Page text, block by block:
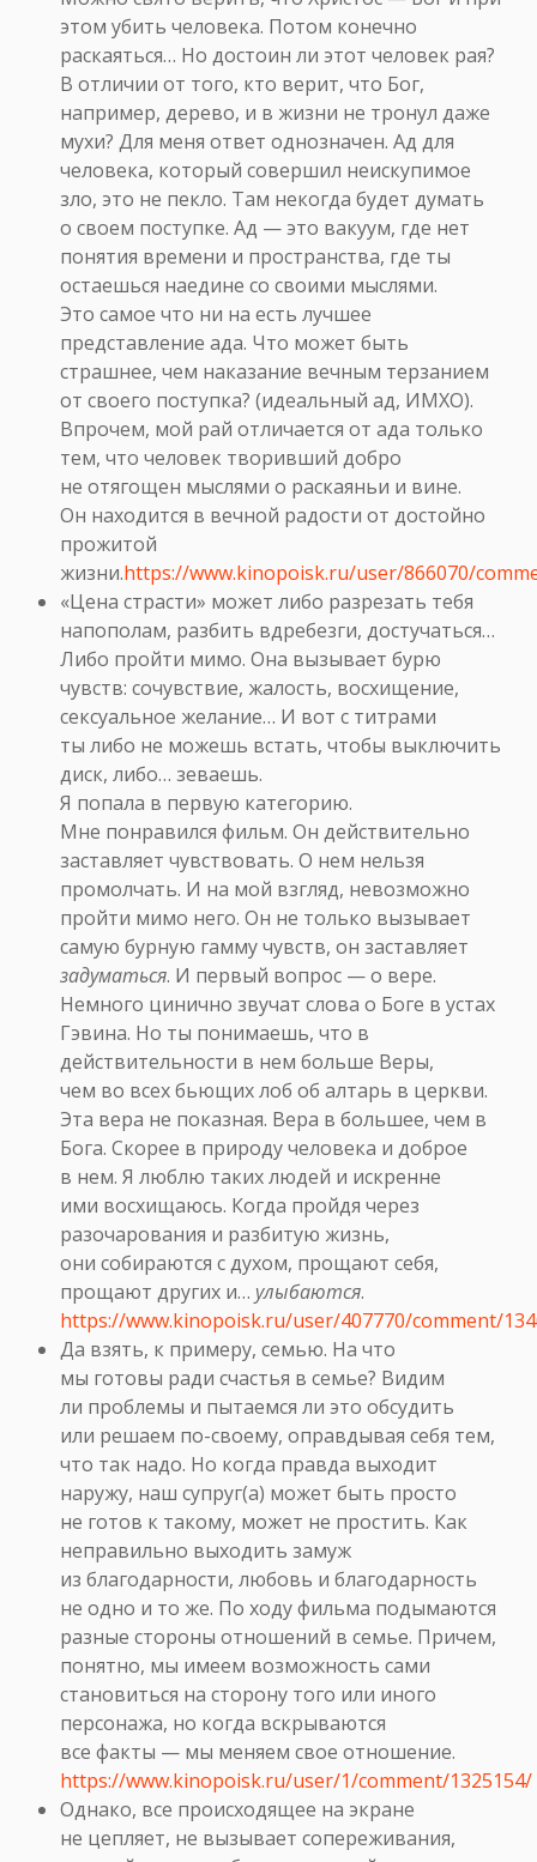
этом убить человека. Потом конечно
раскаяться… Но достоин ли этот человек рая?
В отличии от того, кто верит, что Бог,
например, дерево, и в жизни не тронул даже
мухи? Для меня ответ однозначен. Ад для
человека, который совершил неискупимое
зло, это не пекло. Там некогда будет думать
о своем поступке. Ад — это вакуум, где нет
понятия времени и пространства, где ты
остаешься наедине со своими мыслями.
Это самое что ни на есть лучшее
представление ада. Что может быть
страшнее, чем наказание вечным терзанием
от своего поступка? (идеальный ад, ИМХО).
Впрочем, мой рай отличается от ада только
тем, что человек творивший добро
не отягощен мыслями о раскаяньи и вине.
Он находится в вечной радости от достойно
прожитой
жизни.https://www.kinopoisk.ru/user/866070/
«Цена страсти» может либо разрезать тебя
напополам, разбить вдребезги, достучаться…
Либо пройти мимо. Она вызывает бурю
чувств: сочувствие, жалость, восхищение,
сексуальное желание… И вот с титрами
ты либо не можешь встать, чтобы выключить
диск, либо… зеваешь.
Я попала в первую категорию.
Мне понравился фильм. Он действительно
заставляет чувствовать. О нем нельзя
промолчать. И на мой взгляд, невозможно
пройти мимо него. Он не только вызывает
самую бурную гамму чувств, он заставляет
задуматься. И первый вопрос — о вере.
Немного цинично звучат слова о Боге в устах
Гэвина. Но ты понимаешь, что в
действительности в нем больше Веры,
чем во всех бьющих лоб об алтарь в церкви.
Эта вера не показная. Вера в большее, чем в
Бога. Скорее в природу человека и доброе
в нем. Я люблю таких людей и искренне
ими восхищаюсь. Когда пройдя через
разочарования и разбитую жизнь,
они собираются с духом, прощают себя,
прощают других и… улыбаются.
https://www.kinopoisk.ru/user/407770/comment/
Да взять, к примеру, семью. На что
мы готовы ради счастья в семье? Видим
ли проблемы и пытаемся ли это обсудить
или решаем по-своему, оправдывая себя тем,
что так надо. Но когда правда выходит
наружу, наш супруг(а) может быть просто
не готов к такому, может не простить. Как
неправильно выходить замуж
из благодарности, любовь и благодарность
не одно и то же. По ходу фильма подымаются
разные стороны отношений в семье. Причем,
понятно, мы имеем возможность сами
становиться на сторону того или иного
персонажа, но когда вскрываются
все факты — мы меняем свое отношение.
https://www.kinopoisk.ru/user/1/comment/1325154/
Однако, все происходящее на экране
не цепляет, не вызывает сопереживания,